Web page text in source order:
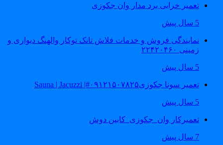
تعمیر خرابی برد مدار وان جکوزی
نمایندگی فروش و خدمات فلاش تانک توکار والهنگ دیواری و
زمینی ۲۲۴۲۰۴۶۰
تعمیر سونا جکوزی۰۹۱۲۱۵۰۷۸۲۵#| Sauna | Jacuzzi
تعمیرکار وان_جکوزی_کابین دوش